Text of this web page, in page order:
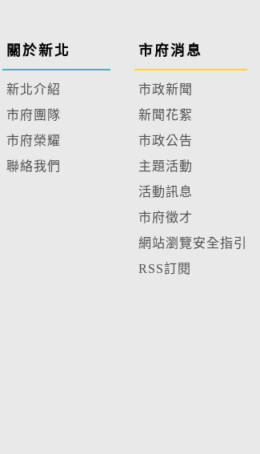
關於新北
新北介紹
市府團隊
市府榮耀
聯絡我們
市府消息
市政新聞
新聞花絮
市政公告
主題活動
活動訊息
市府徵才
網站瀏覽安全指引
RSS訂閱